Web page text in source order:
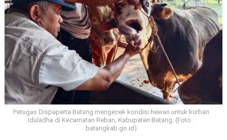
Petugas Dispaperta Batang mengecek kondisi hewan untuk kurban
Iduladha di Kecamatan Reban, Kabupaten Batang. (Foto :
batangkab.go.id)